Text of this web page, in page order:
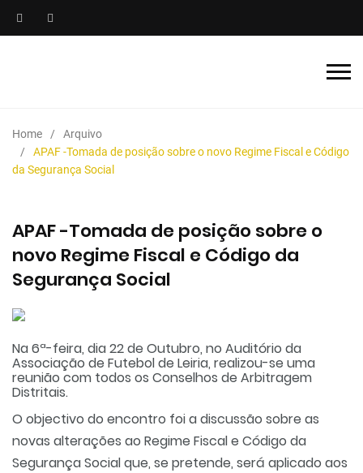
Home
Arquivo
APAF -Tomada de posição sobre o novo Regime Fiscal e Código
da Segurança Social
APAF -Tomada de posição sobre o
novo Regime Fiscal e Código da
Segurança Social
Na 6ª-feira, dia 22 de Outubro, no Auditório da
Associação de Futebol de Leiria, realizou-se uma
reunião com todos os Conselhos de Arbitragem
Distritais.
O objectivo do encontro foi a discussão sobre as
novas alterações ao Regime Fiscal e Código da
Segurança Social que, se pretende, será aplicado aos